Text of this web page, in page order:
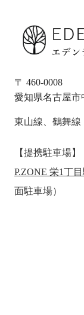
〒 460-0008
愛知県名古屋市
東山線、鶴舞
【提携駐車場】
P.ZONE 栄1丁
面駐車場）